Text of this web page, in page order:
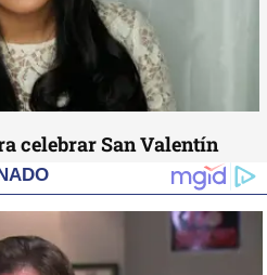
celebrar San Valentín